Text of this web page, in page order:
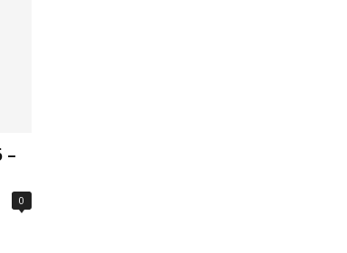
–
0